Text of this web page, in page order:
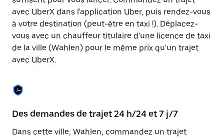
touche
Échap
pour
fermer
le
calendrier.
avec UberX dans l'application Uber, puis rendez-vous
à votre destination (peut-être en taxi !). Déplacez-
vous avec un chauffeur titulaire d'une licence de taxi
de la ville (Wahlen) pour le même prix qu'un trajet
avec UberX.
Des demandes de trajet 24 h/24 et 7 j/7
Dans cette ville, Wahlen, commandez un trajet